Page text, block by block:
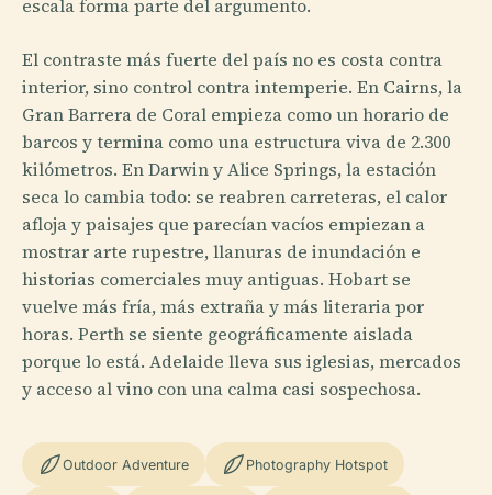
escala forma parte del argumento.
El contraste más fuerte del país no es costa contra
interior, sino control contra intemperie. En Cairns, la
Gran Barrera de Coral empieza como un horario de
barcos y termina como una estructura viva de 2.300
kilómetros. En Darwin y Alice Springs, la estación
seca lo cambia todo: se reabren carreteras, el calor
afloja y paisajes que parecían vacíos empiezan a
mostrar arte rupestre, llanuras de inundación e
historias comerciales muy antiguas. Hobart se
vuelve más fría, más extraña y más literaria por
horas. Perth se siente geográficamente aislada
porque lo está. Adelaide lleva sus iglesias, mercados
y acceso al vino con una calma casi sospechosa.
Outdoor Adventure Photography Hotspot